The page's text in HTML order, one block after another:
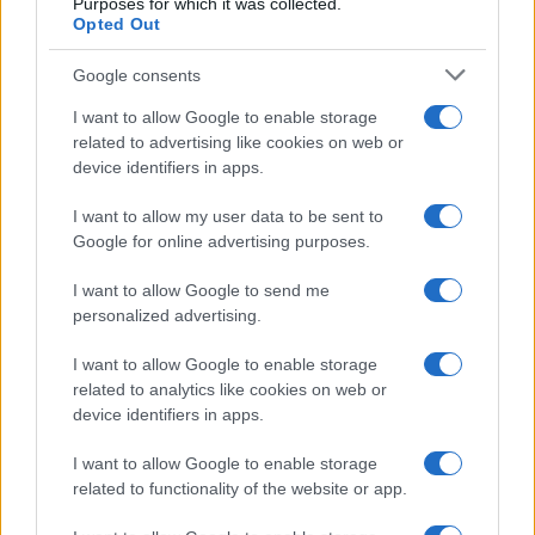
Opted Out
Google consents
I want to allow Google to enable storage
related to advertising like cookies on web or
device identifiers in apps.
I want to allow my user data to be sent to
Google for online advertising purposes.
I want to allow Google to send me
personalized advertising.
I want to allow Google to enable storage
related to analytics like cookies on web or
device identifiers in apps.
I want to allow Google to enable storage
related to functionality of the website or app.
Martina Agostina Diturco
I nostri cari
I nostri cari